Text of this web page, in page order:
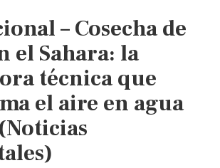
marinas
para
eliminar
arsénico
del
agua
(teleSUR)
– Cosecha de
el Sahara: la
técnica que
el aire en agua